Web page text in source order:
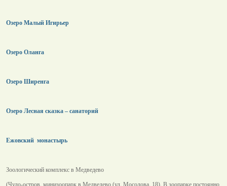
Озеро Малый Игирьер
Озеро Оланга
Озеро Ширенга
Озеро Лесная сказка – санаторий
Ежовский монастырь
Зоологический комплекс в Медведево
(Чудо-остров, минизоопарк в Медведево (ул. Мосолова, 18). В зоопарке постоянно